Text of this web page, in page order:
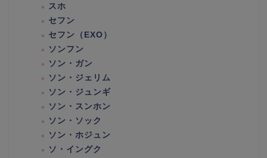
スホ
セフン
セフン（EXO）
ソンフン
ソン・ガン
ソン・ジェリム
ソン・ジュンギ
ソン・スンホン
ソン・ソック
ソン・ホジュン
ソ・イングク